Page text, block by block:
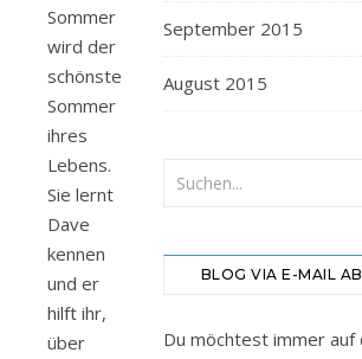
Sommer
wird der
schönste
Sommer
ihres
Lebens.
Sie lernt
Dave
kennen
und er
hilft ihr,
über
September 2015
August 2015
BLOG VIA E-MAIL
Du möchtest immer auf